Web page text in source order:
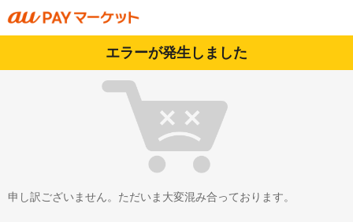
エラーが発生しました
申し訳ございません。ただいま大変混み合っております。